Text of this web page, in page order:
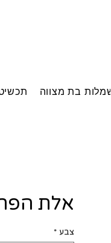
שמלות בת מצווה
אלת
צבע *